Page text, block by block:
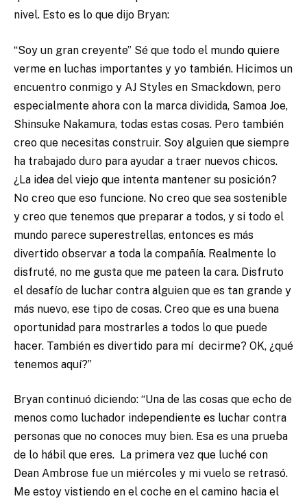
nivel. Esto es lo que dijo Bryan:
“Soy un gran creyente” Sé que todo el mundo quiere
verme en luchas importantes y yo también. Hicimos un
encuentro conmigo y AJ Styles en Smackdown, pero
especialmente ahora con la marca dividida, Samoa Joe,
Shinsuke Nakamura, todas estas cosas. Pero también
creo que necesitas construir. Soy alguien que siempre
ha trabajado duro para ayudar a traer nuevos chicos.
¿La idea del viejo que intenta mantener su posición?
No creo que eso funcione. No creo que sea sostenible
y creo que tenemos que preparar a todos, y si todo el
mundo parece superestrellas, entonces es más
divertido observar a toda la compañía. Realmente lo
disfruté, no me gusta que me pateen la cara. Disfruto
el desafío de luchar contra alguien que es tan grande y
más nuevo, ese tipo de cosas. Creo que es una buena
oportunidad para mostrarles a todos lo que puede
hacer. También es divertido para mí decirme? OK, ¿qué
tenemos aquí?”
Bryan continuó diciendo: “Una de las cosas que echo de
menos como luchador independiente es luchar contra
personas que no conoces muy bien. Esa es una prueba
de lo hábil que eres. La primera vez que luché con
Dean Ambrose fue un miércoles y mi vuelo se retrasó.
Me estoy vistiendo en el coche en el camino hacia el